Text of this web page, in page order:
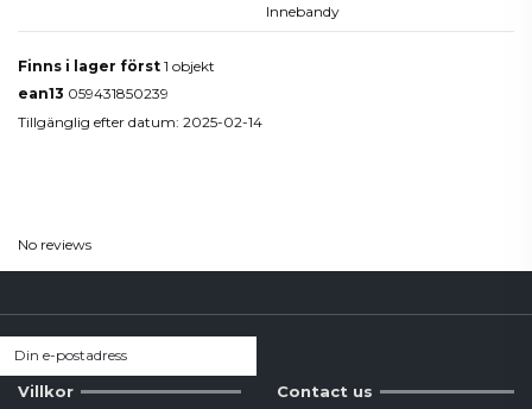
Innebandy
Finns i lager först 1 objekt
ean13 059431850239
Tillgänglig efter datum: 2025-02-14
No reviews
Villkor Contact us